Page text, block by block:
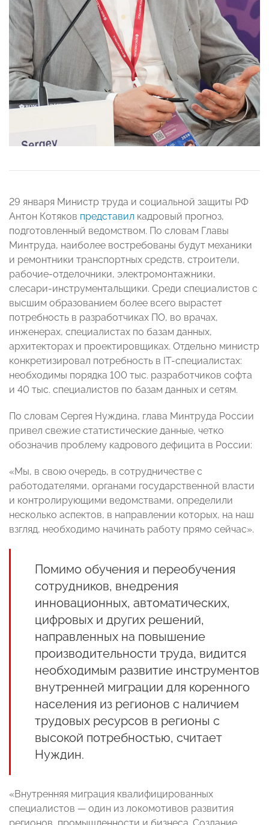
29 января Министр труда и социальной защиты РФ
Антон Котяков представил кадровый прогноз,
подготовленный ведомством. По словам Главы
Минтруда, наиболее востребованы будут механики
и ремонтники транспортных средств, строители,
рабочие-отделочники, электромонтажники,
слесари-инструментальщики. Среди специалистов с
высшим образованием более всего вырастет
потребность в разработчиках ПО, во врачах,
инженерах, специалистах по базам данных,
архитекторах и проектировщиках. Отдельно министр
конкретизировал потребность в IT-специалистах:
необходимы порядка 100 тыс. разработчиков софта
и 40 тыс. специалистов по базам данных и сетям.
По словам Сергея Нуждина, глава Минтруда России
привел свежие статистические данные, четко
обозначив проблему кадрового дефицита в России:
«Мы, в свою очередь, в сотрудничестве с
работодателями, органами государственной власти
и контролирующими ведомствами, определили
несколько аспектов, в направлении которых, на наш
взгляд, необходимо начинать работу прямо сейчас».
Помимо обучения и переобучения
сотрудников, внедрения
инновационных, автоматических,
цифровых и других решений,
направленных на повышение
производительности труда, видится
необходимым развитие инструментов
внутренней миграции для коренного
населения из регионов с наличием
трудовых ресурсов в регионы с
высокой потребностью, считает
Нуждин.
«Внутренняя миграция квалифицированных
специалистов — один из локомотивов развития